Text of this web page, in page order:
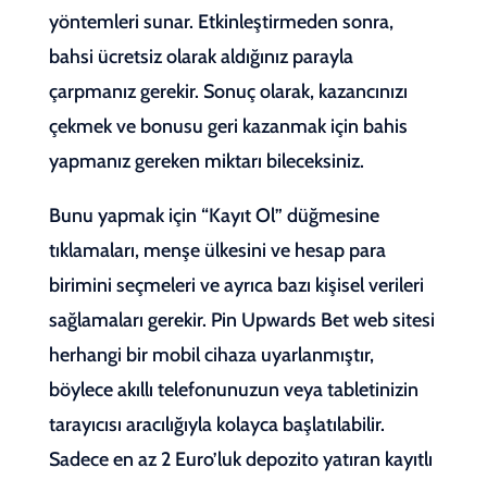
yöntemleri sunar. Etkinleştirmeden sonra,
bahsi ücretsiz olarak aldığınız parayla
çarpmanız gerekir. Sonuç olarak, kazancınızı
çekmek ve bonusu geri kazanmak için bahis
yapmanız gereken miktarı bileceksiniz.
Bunu yapmak için “Kayıt Ol” düğmesine
tıklamaları, menşe ülkesini ve hesap para
birimini seçmeleri ve ayrıca bazı kişisel verileri
sağlamaları gerekir. Pin Upwards Bet web sitesi
herhangi bir mobil cihaza uyarlanmıştır,
böylece akıllı telefonunuzun veya tabletinizin
tarayıcısı aracılığıyla kolayca başlatılabilir.
Sadece en az 2 Euro’luk depozito yatıran kayıtlı